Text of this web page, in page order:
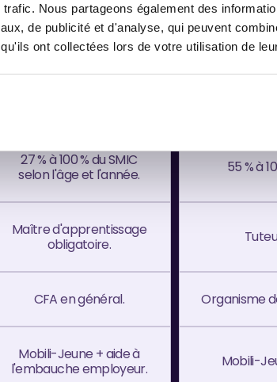
Nous partageons également des
de publicité et d'analyse, qui peuvent
ont collectées lors de votre utilisation de
6 mois à 3 ans (jusqu'à 4
ans dans certains cas).
CDD de 6
27 % à 100 % du SMIC
selon l'âge et l'année.
55 % à
Maître d'apprentissage
obligatoire.
CFA en général. Organisme
Mobili-Jeune + aide à
l'embauche employeur.
Mobili-